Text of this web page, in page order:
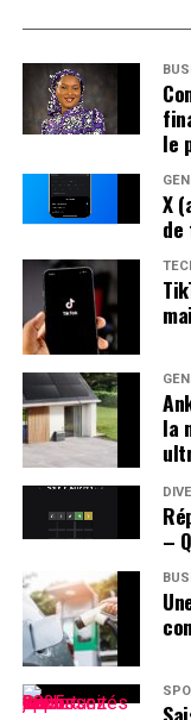
devenir une
2022, la valeur
continentale a
impressionnante
Kong n’a
2,35 % durant la
des questions sur
hongkongais
Réponses aux
Législateurs
Lors d’une récente
questions ont été
gouvernement :
inspiration
le gouvernement
mises en œuvre
compte des
l’innovation dans
système moderne
sport.
le
X
de
la
–